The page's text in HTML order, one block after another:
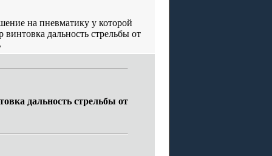
на пневматику у которой
дальность стрельбы от
дальность стрельбы от